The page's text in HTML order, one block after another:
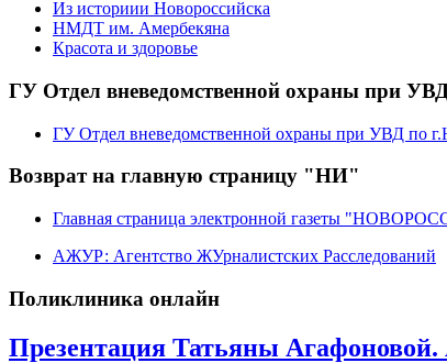
Из историии Новороссийска
НМДТ им. Амербекяна
Красота и здоровье
ГУ Отдел вневедомственной охраны при
ГУ Отдел вневедомственной охраны при УВД по
Возврат на главную страницу "НИ"
Главная страница электронной газеты
АЖУР: Агентство ЖУрналистских Расследований
Поликлиника онлайн
Презентация Татьяны